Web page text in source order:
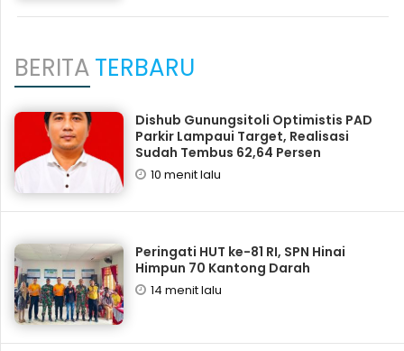
BERITATERBARU
Dishub Gunungsitoli Optimistis PAD
Parkir Lampaui Target, Realisasi
Sudah Tembus 62,64 Persen
10 menit lalu
Peringati HUT ke-81 RI, SPN Hinai
Himpun 70 Kantong Darah
14 menit lalu